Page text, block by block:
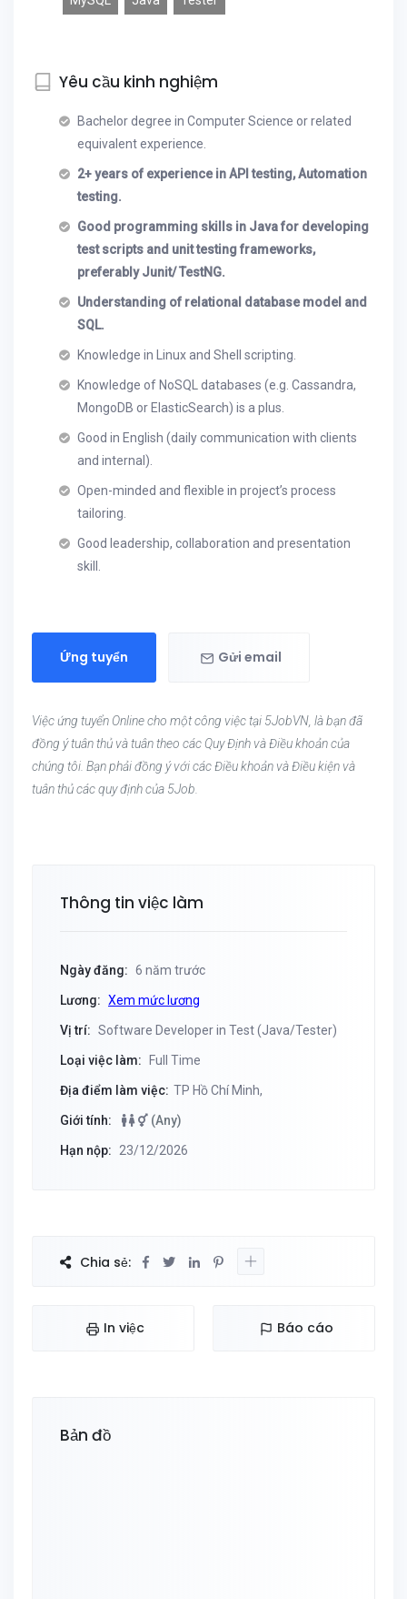
Yêu cầu kinh nghiệm
Bachelor degree in Computer Science or related
equivalent experience.
2+ years of experience in API testing, Automation
testing.
Good programming skills in Java for developing
test scripts and unit testing frameworks,
preferably Junit/ TestNG.
Understanding of relational database model and
SQL.
Knowledge in Linux and Shell scripting.
Knowledge of NoSQL databases (e.g. Cassandra,
MongoDB or ElasticSearch) is a plus.
Good in English (daily communication with clients
and internal).
Open-minded and flexible in project’s process
tailoring.
Good leadership, collaboration and presentation
skill.
Ứng tuyển Gửi email
Việc ứng tuyển Online cho một công việc tại 5JobVN, là bạn đã
đồng ý tuân thủ và tuân theo các Quy Định và Điều khoản của
chúng tôi. Bạn phải đồng ý với các Điều khoản và Điều kiện và
tuân thủ các quy định của 5Job.
Thông tin việc làm
Ngày đăng: 6 năm trước
Lương: Xem mức lương
Vị trí: Software Developer in Test (Java/Tester)
Loại việc làm: Full Time
Địa điểm làm việc: TP Hồ Chí Minh,
Giới tính: (Any)
Hạn nộp: 23/12/2026
Chia sẻ:
In việc Báo cáo
Bản đồ